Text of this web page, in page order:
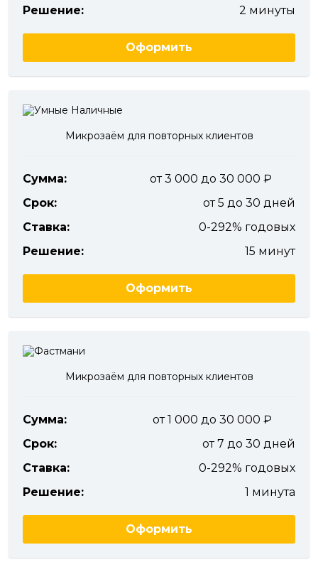
Решение:
2 минуты
Оформить
Микрозаём для повторных клиентов
Сумма:
от 3 000 до 30 000
Срок:
от 5 до 30 дней
Ставка:
0-292% годовых
Решение:
15 минут
Оформить
Микрозаём для повторных клиентов
Сумма:
от 1 000 до 30 000
Срок:
от 7 до 30 дней
Ставка:
0-292% годовых
Решение:
1 минута
Оформить